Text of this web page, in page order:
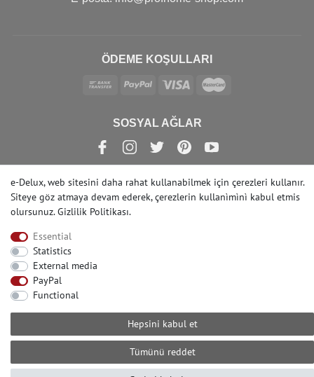
ÖDEME KOŞULLARI
SOSYAL AĞLAR
© Copyright 2022 | e-Delux GmbH
e-Delux, web sitesini daha rahat kullanabilmek için çerezleri kullanır.
Siteye göz atmaya devam ederek, çerezlerin kullanìmìnì kabul etmis
olursunuz.Gizlilik Politikası.
Essential
Statistics
External media
PayPal
Functional
Hepsini kabul et
Tümünü reddet